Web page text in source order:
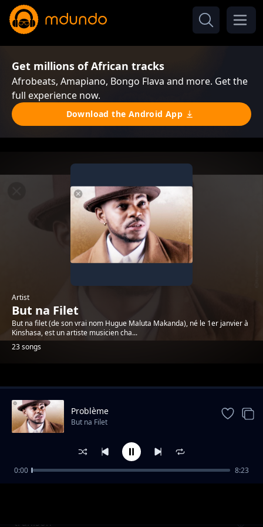
Get millions of African tracks
Afrobeats, Amapiano, Bongo Flava and more. Get the
full experience now.
Download the Android App
Artist
But na Filet
But na filet (de son vrai nom Hugue Maluta Makanda), né le 1er janvier à
Kinshasa, est un artiste musicien cha...
23 songs
Trending
trahison
Problème
But na Filet
0:00 8:23